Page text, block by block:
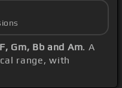
Gm, Bb and Am. A
range, with